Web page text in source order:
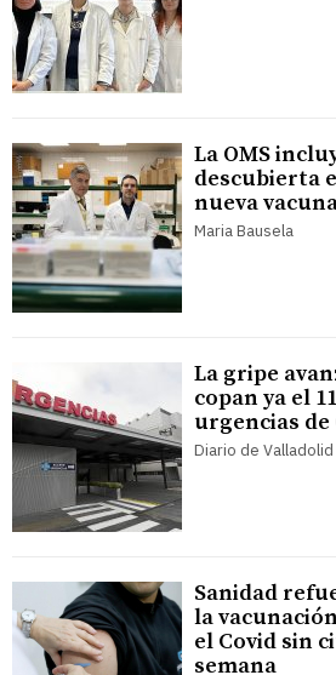
La OMS
descubierta
nueva
Maria Bausela
La gripe
copan ya el
urgencias de
Diario de Valladolid
Sanidad
la
el Covid sin
semana